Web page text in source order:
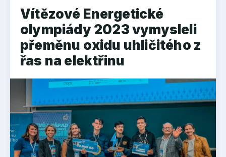
Vítězové Energetické
olympiády 2023 vymysleli
přeměnu oxidu uhličitého z
řas na elektřinu